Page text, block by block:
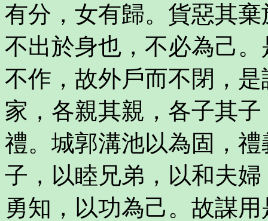
有分，女有歸。貨惡其
不出於身也，不必為己
不作，故外戶而不閉，
家，各親其親，各子其
禮。城郭溝池以為固，
子，以睦兄弟，以和夫
勇知，以功為己。故謀